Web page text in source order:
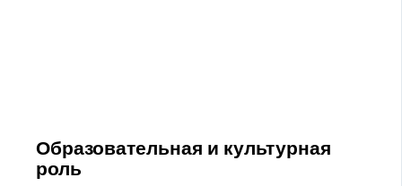
Образовательная и культурная
роль